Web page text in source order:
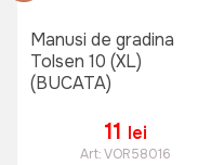
Manusi de gradina
Tolsen 10 (XL)
(BUCATA)
11 lei
Art:VOR58016